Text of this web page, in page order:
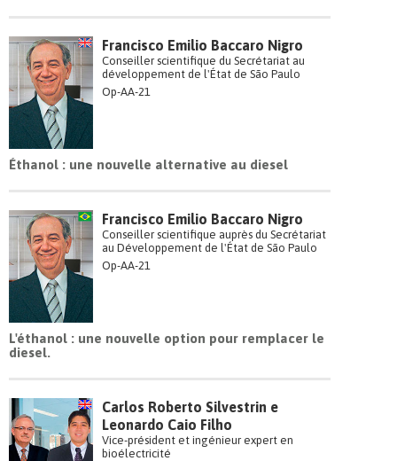
Francisco Emilio Baccaro Nigro
Conseiller scientifique du Secrétariat au
développement de l'État de São Paulo
Op-AA-21
Éthanol : une nouvelle alternative au diesel
Francisco Emilio Baccaro Nigro
Conseiller scientifique auprès du Secrétariat
au Développement de l'État de São Paulo
Op-AA-21
L'éthanol : une nouvelle option pour remplacer le
diesel.
Carlos Roberto Silvestrin e
Leonardo Caio Filho
Vice-président et ingénieur expert en
bioélectricité